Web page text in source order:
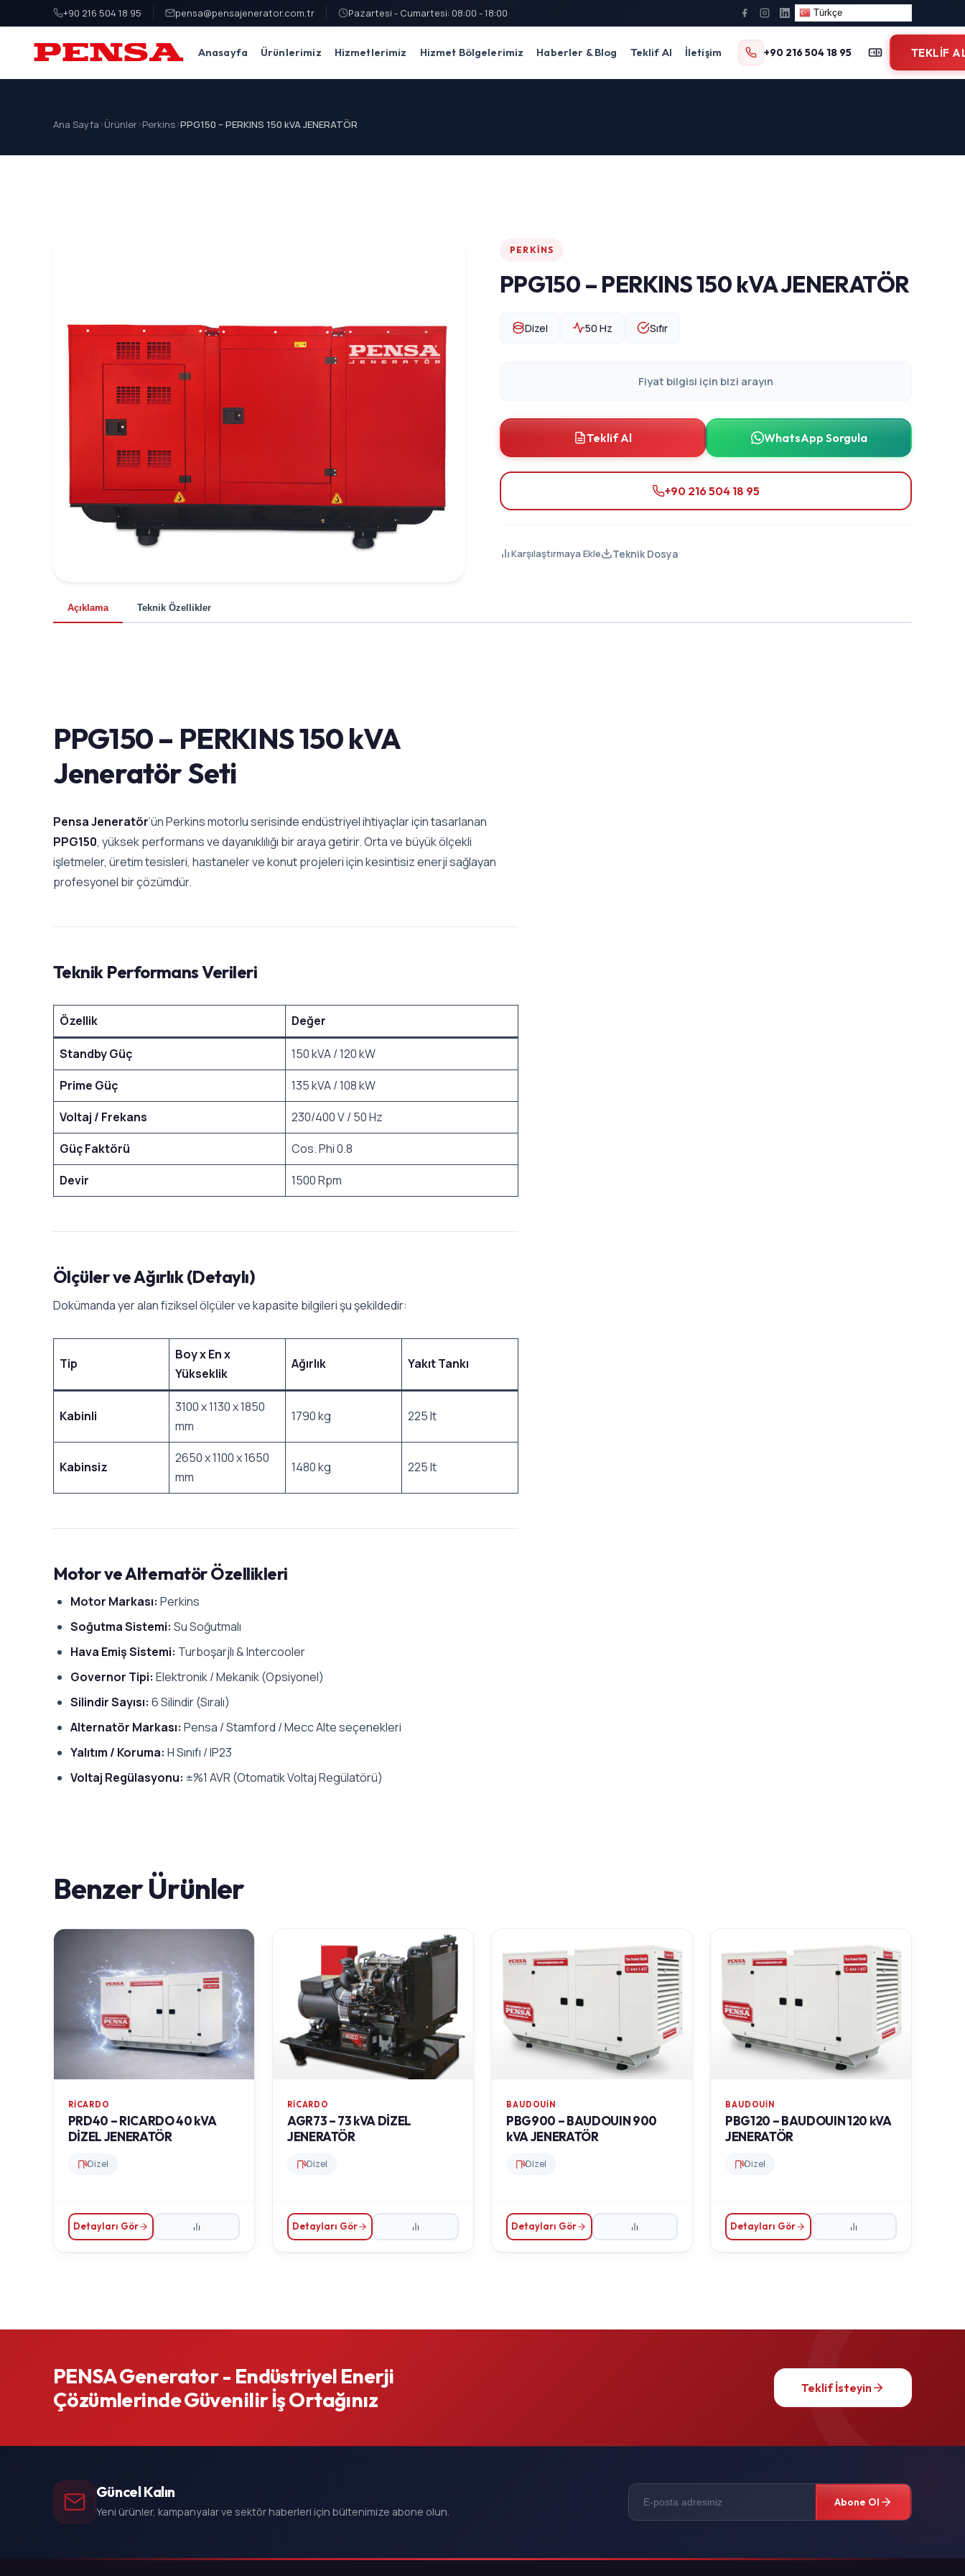
+90 216 504 18 95 pensa@pensajenerator.com.tr Pazartesi - Cumartesi: 08:00 - 18:00 Türkçe
PENSA Generator
Anasayfa Ürünlerimiz Hizmetlerimiz Hizmet Bölgelerimiz Haberler & Blog Teklif Al İletişim +90 216 504 18 95 TEKLIF
Ana Sayfa>Ürünler>Perkins>PPG150 – PERKINS 150 kVA JENERATÖR
PERKINS
PPG150 – PERKINS 150 kVA JENERATÖR
Dizel 50 Hz Sıfır
Fiyat bilgisi için bizi arayın
Teklif Al WhatsApp Sorgula
+90 216 504 18 95
Karşılaştırmaya Ekle Teknik Dosya
Açıklama Teknik Özellikler
PPG150 – PERKINS 150 kVA
Jeneratör Seti
Pensa Jeneratör‘ün Perkins motorlu serisinde endüstriyel ihtiyaçlar için tasarlanan
PPG150, yüksek performans ve dayanıklılığı bir araya getirir. Orta ve büyük ölçekli
işletmeler, üretim tesisleri, hastaneler ve konut projeleri için kesintisiz enerji sağlayan
profesyonel bir çözümdür.
Teknik Performans Verileri
Özellik Değer
Standby Güç
150 kVA / 120 kW
Prime Güç
135 kVA / 108 kW
Voltaj / Frekans
230/400 V / 50 Hz
Güç Faktörü
Cos. Phi 0.8
Devir
1500 Rpm
Ölçüler ve Ağırlık (Detaylı)
Dokümanda yer alan fiziksel ölçüler ve kapasite bilgileri şu şekildedir:
Tip
Boy x En x
Yükseklik
Ağırlık Yakıt Tankı
Kabinli
3100 x 1130 x 1850
mm
1790 kg 225 lt
Kabinsiz
2650 x 1100 x 1650
mm
1480 kg 225 lt
Motor ve Alternatör Özellikleri
Motor Markası: Perkins
Soğutma Sistemi: Su Soğutmalı
Hava Emiş Sistemi: Turboşarjlı & Intercooler
Governor Tipi: Elektronik / Mekanik (Opsiyonel)
Silindir Sayısı: 6 Silindir (Sıralı)
Alternatör Markası: Pensa / Stamford / Mecc Alte seçenekleri
Yalıtım / Koruma: H Sınıfı / IP23
Voltaj Regülasyonu: ±%1 AVR (Otomatik Voltaj Regülatörü)
Benzer Ürünler
RICARDO
PRD40 – RICARDO 40 kVA
DİZEL JENERATÖR
Dizel
Detayları Gör
RICARDO
AGR73 – 73 kVA DİZEL
JENERATÖR
Dizel
Detayları Gör
BAUDOUIN
PBG900 – BAUDOUIN 900
kVA JENERATÖR
Dizel
Detayları Gör
BAUDOUIN
PBG120 – BAUDOUIN 120 kVA
JENERATÖR
Dizel
Detayları Gör
PENSA Generator - Endüstriyel Enerji
Çözümlerinde Güvenilir İş Ortağınız
Teklif İsteyin
Güncel Kalın
Yeni ürünler, kampanyalar ve sektör haberleri için bültenimize abone olun.
Abone Ol